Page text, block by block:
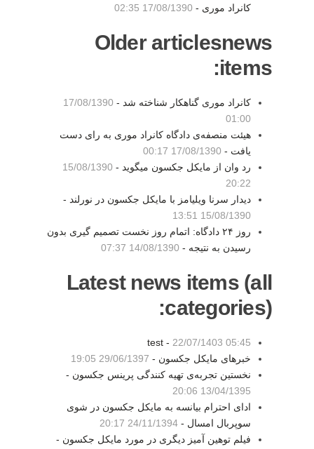
کانراد موری - 17/08/1390 02:35
Older articlesnews
items:
کانراد موری گناهکار شناخته شد - 17/08/1390
01:00
هیئت منصفه‌ی دادگاه کانراد موری به رای دست
یافت - 17/08/1390 00:17
رد وان از مایکل جکسون میگوید - 15/08/1390
20:22
دیدار سرنا ویلیامز با مایکل جکسون در نورلند -
15/08/1390 13:51
روز ۲۴ دادگاه: اتمام روز نخست تصمیم گیری بدون
رسیدن به نتیجه - 14/08/1390 07:37
Latest news items (all
categories):
test - 22/07/1403 05:45
خبرهای مایکل جکسون - 29/06/1397 19:05
نخستین تجربه‌ی تهیه کنندگی پرینس جکسون -
13/04/1395 20:06
ادای احترام بیانسه به مایکل جکسون در شوی
سوپربال امسال - 24/11/1394 20:17
فیلم توهین آمیز دیگری در مورد مایکل جکسون -